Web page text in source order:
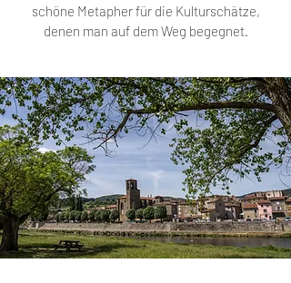
schöne Metapher für die Kulturschätze,
denen man auf dem Weg begegnet.